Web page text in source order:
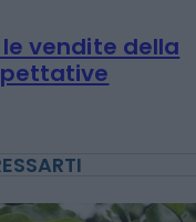
vendite della